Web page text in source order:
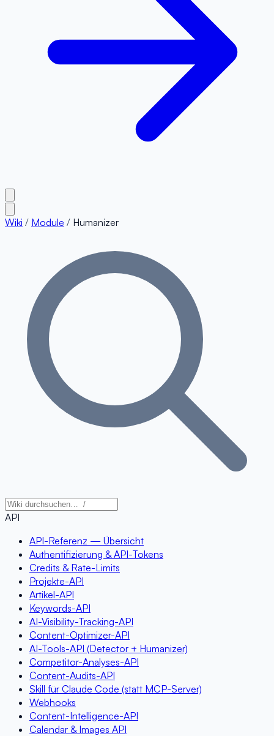
Wiki / Module / Humanizer
API
API-Referenz — Übersicht
Authentifizierung & API-Tokens
Credits & Rate-Limits
Projekte-API
Artikel-API
Keywords-API
AI-Visibility-Tracking-API
Content-Optimizer-API
AI-Tools-API (Detector + Humanizer)
Competitor-Analyses-API
Content-Audits-API
Skill für Claude Code (statt MCP-Server)
Webhooks
Content-Intelligence-API
Calendar & Images API